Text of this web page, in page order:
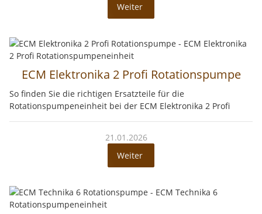
Weiter
ECM Elektronika 2 Profi Rotationspumpe
So finden Sie die richtigen Ersatzteile für die
Rotationspumpeneinheit bei der ECM Elektronika 2 Profi
21.01.2026
Weiter